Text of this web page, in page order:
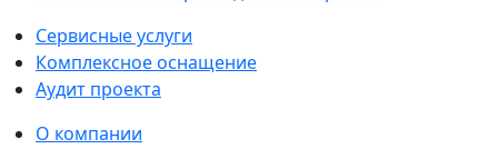
Сервисные услуги
Комплексное оснащение
Аудит проекта
О компании